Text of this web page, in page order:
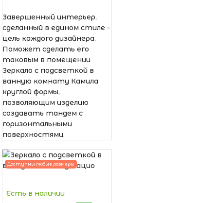
Завершенный интерьер,
сделанный в едином стиле -
цель каждого дизайнера.
Поможет сделать его
таковым в помещении
Зеркало с подсветкой в
ванную комнату Камила
круглой формы,
позволяющим изделию
создавать тандем с
горизонтальными
поверхностями.
Доступны любые размеры
Есть в наличии